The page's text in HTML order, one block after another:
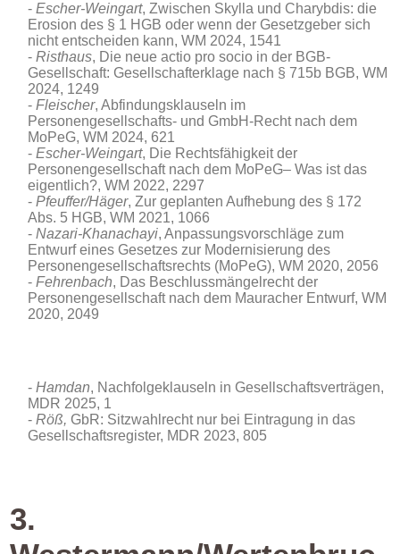
Escher-Weingart, Zwischen Skylla und Charybdis: die
Erosion des § 1 HGB oder wenn der Gesetzgeber sich
nicht entscheiden kann, WM 2024, 1541
Risthaus, Die neue actio pro socio in der BGB-
Gesellschaft: Gesellschafterklage nach § 715b BGB, WM
2024, 1249
Fleischer, Abfindungsklauseln im
Personengesellschafts- und GmbH-Recht nach dem
MoPeG, WM 2024, 621
Escher-Weingart, Die Rechtsfähigkeit der
Personengesellschaft nach dem MoPeG– Was ist das
eigentlich?, WM 2022, 2297
Pfeuffer/Häger, Zur geplanten Aufhebung des § 172
Abs. 5 HGB, WM 2021, 1066
Nazari-Khanachayi, Anpassungsvorschläge zum
Entwurf eines Gesetzes zur Modernisierung des
Personengesellschaftsrechts (MoPeG), WM 2020, 2056
Fehrenbach, Das Beschlussmängelrecht der
Personengesellschaft nach dem Mauracher Entwurf, WM
2020, 2049
Hamdan, Nachfolgeklauseln in Gesellschaftsverträgen,
MDR 2025, 1
Röß, GbR: Sitzwahlrecht nur bei Eintragung in das
Gesellschaftsregister, MDR 2023, 805
3.